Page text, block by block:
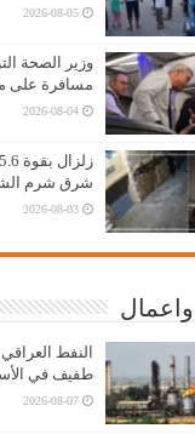
2026-08-05
وزير الصحة
مسافرة على
2026-08-04
شرق شرم
2026-08-03
النفط
طفيف في
2026-08-07